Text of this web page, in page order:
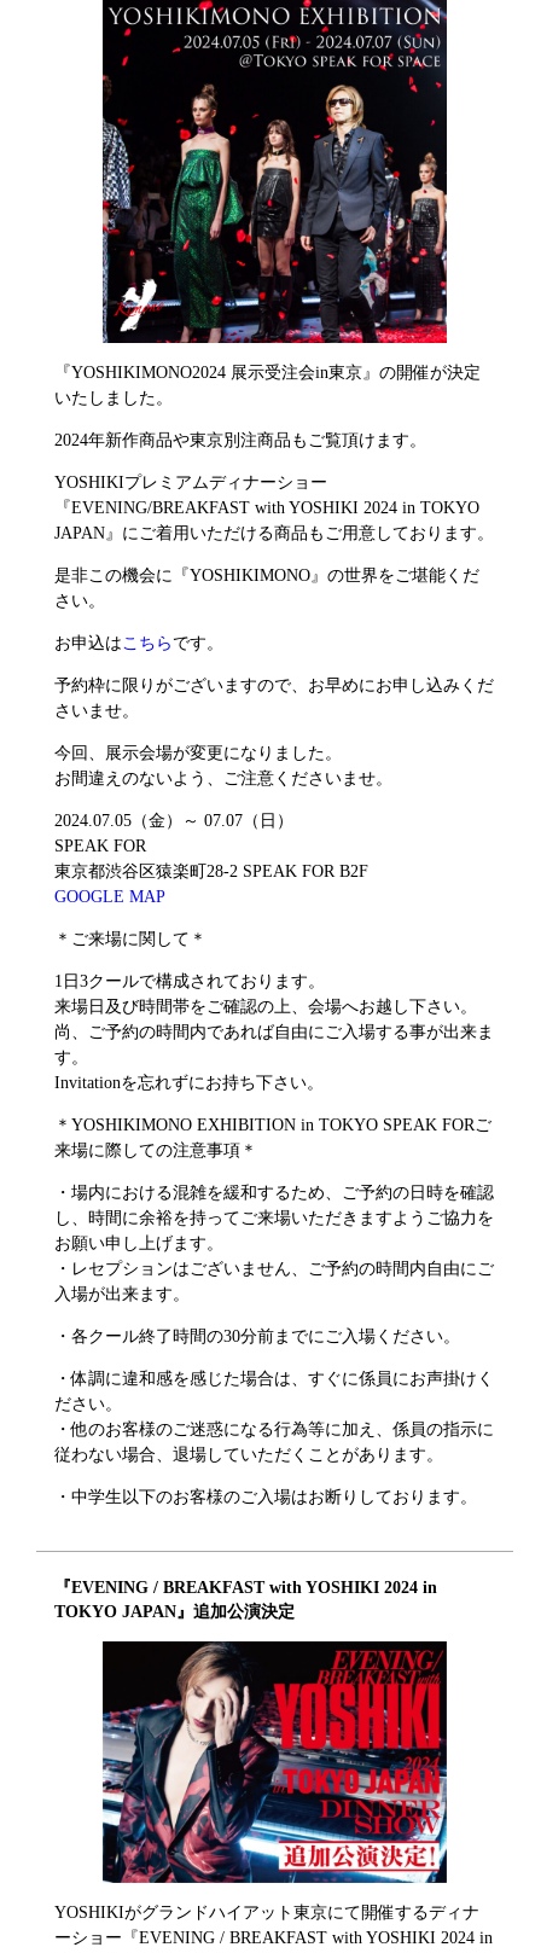
『YOSHIKIMONO2024 展示受注会in東京』の開催が決定
いたしました。
2024年新作商品や東京別注商品もご覧頂けます。
YOSHIKIプレミアムディナーショー
『EVENING/BREAKFAST with YOSHIKI 2024 in TOKYO
JAPAN』にご着用いただける商品もご用意しております。
是非この機会に『YOSHIKIMONO』の世界をご堪能くだ
さい。
お申込は こちら です。
予約枠に限りがございますので、お早めにお申し込みくだ
さいませ。
今回、展示会場が変更になりました。
お間違えのないよう、ご注意くださいませ。
2024.07.05（金）～ 07.07（日）
SPEAK FOR
東京都渋谷区猿楽町28-2 SPEAK FOR B2F
GOOGLE MAP
＊ご来場に関して＊
1日3クールで構成されております。
来場日及び時間帯をご確認の上、会場へお越し下さい。
尚、ご予約の時間内であれば自由にご入場する事が出来ま
す。
Invitationを忘れずにお持ち下さい。
＊YOSHIKIMONO EXHIBITION in TOKYO SPEAK FORご
来場に際しての注意事項＊
・場内における混雑を緩和するため、ご予約の日時を確認
し、時間に余裕を持ってご来場いただきますようご協力を
お願い申し上げます。
・レセプションはございません、ご予約の時間内自由にご
入場が出来ます。
・各クール終了時間の30分前までにご入場ください。
・体調に違和感を感じた場合は、すぐに係員にお声掛けく
ださい。
・他のお客様のご迷惑になる行為等に加え、係員の指示に
従わない場合、退場していただくことがあります。
・中学生以下のお客様のご入場はお断りしております。
『EVENING / BREAKFAST with YOSHIKI 2024 in
TOKYO JAPAN』追加公演決定
YOSHIKIがグランドハイアット東京にて開催するディナ
ーショー『EVENING / BREAKFAST with YOSHIKI 2024 in